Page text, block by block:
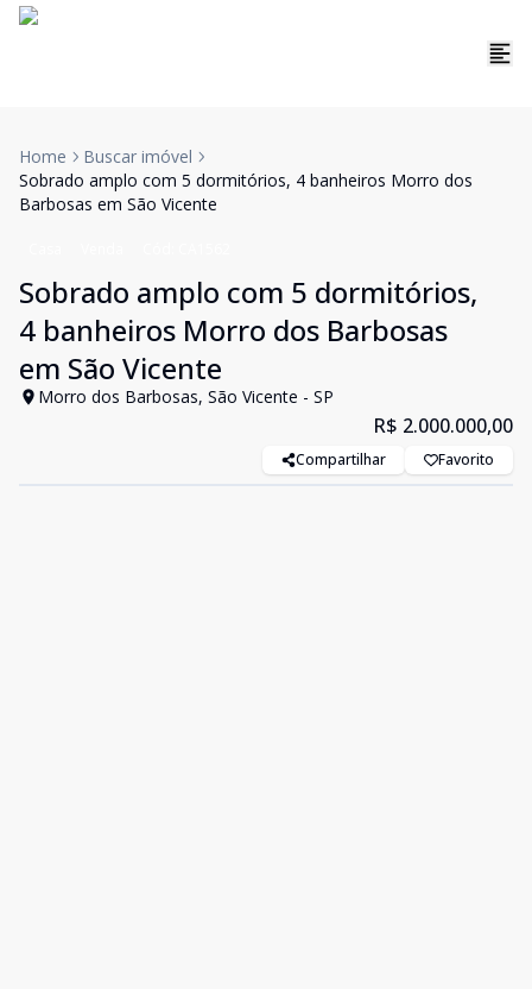
Home
Buscar imóvel
Sobrado amplo com 5 dormitórios, 4 banheiros Morro dos
Barbosas em São Vicente
Sobrado amplo com 5 dormitórios,
4 banheiros Morro dos Barbosas
em São Vicente
Morro dos Barbosas, São Vicente - SP
R$ 2.000.000,00
Compartilhar Favorito